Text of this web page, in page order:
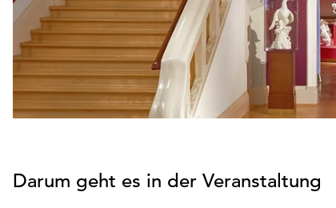
Darum geht es in der Veranstaltung